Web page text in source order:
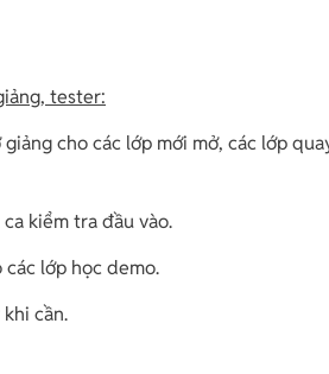
tester:
cho các lớp mới mở, các lớp
kiểm tra đầu vào.
lớp học demo.
cần.